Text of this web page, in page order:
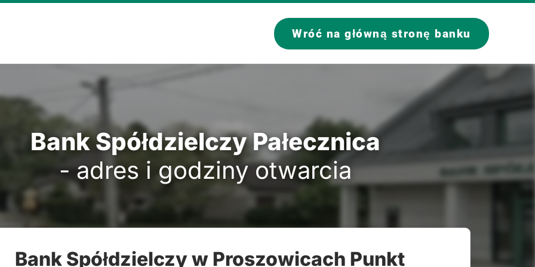
Wróć na główną stronę banku
Bank Spółdzielczy Pałecznica
- adres i godziny otwarcia
Bank Spółdzielczy w Proszowicach Punkt